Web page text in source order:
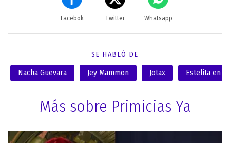
Facebok Twitter Whatsapp
SE HABLÓ DE
Nacha Guevara Jey Mammon Jotax Estelita en
Más sobre Primicias Ya